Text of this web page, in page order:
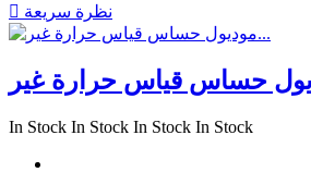
 نظرة سريعة
In Stock In Stock In Stock In Stock